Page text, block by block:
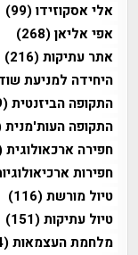
אלי אסקוזידו(99)
אפי אליאן(268)
אתר עתיקות(216)
היחידה למניעת
התקופה הביזנטית(129)
התקופה העות'מנית
חפירה ארכאולוגית
חפירות
טיול מורשת(116)
טיול עתיקות(151)
מלחמת העצמאות(114)